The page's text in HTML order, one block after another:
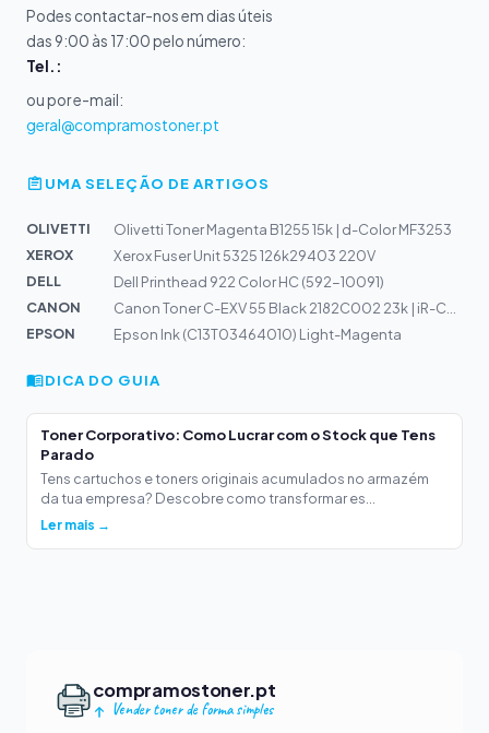
Podes contactar-nos em dias úteis
das 9:00 às 17:00 pelo número:
Tel.:
ou por e-mail:
geral@compramostoner.pt
UMA SELEÇÃO DE ARTIGOS
OLIVETTI
Olivetti Toner Magenta B1255 15k | d-Color MF3253
XEROX
Xerox Fuser Unit 5325 126k29403 220V
DELL
Dell Printhead 922 Color HC (592-10091)
CANON
EPSON
Epson Ink (C13T03464010) Light-Magenta
DICA DO GUIA
Toner Corporativo: Como Lucrar com o Stock que Tens
Parado
Tens cartuchos e toners originais acumulados no armazém
da tua empresa? Descobre como transformar es...
Ler mais →
compramostoner.pt
Vender toner de forma simples